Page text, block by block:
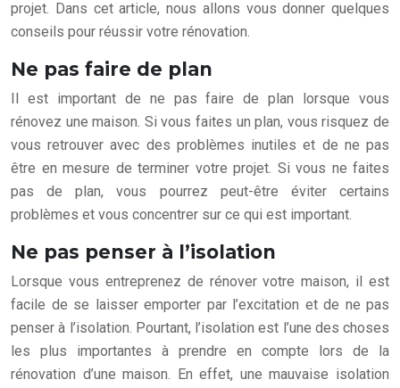
projet. Dans cet article, nous allons vous donner quelques
conseils pour réussir votre rénovation.
Ne pas faire de plan
Il est important de ne pas faire de plan lorsque vous
rénovez une maison. Si vous faites un plan, vous risquez de
vous retrouver avec des problèmes inutiles et de ne pas
être en mesure de terminer votre projet. Si vous ne faites
pas de plan, vous pourrez peut-être éviter certains
problèmes et vous concentrer sur ce qui est important.
Ne pas penser à l’isolation
Lorsque vous entreprenez de rénover votre maison, il est
facile de se laisser emporter par l’excitation et de ne pas
penser à l’isolation. Pourtant, l’isolation est l’une des choses
les plus importantes à prendre en compte lors de la
rénovation d’une maison. En effet, une mauvaise isolation